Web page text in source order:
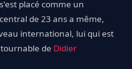
placé comme un
de 23 ans a même,
international, lui qui est
de Didier